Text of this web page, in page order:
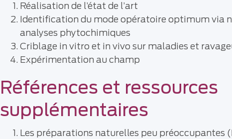
Réalisation de l’état de l’art
Identification du mode opératoire optimum via
analyses phytochimiques
Criblage in vitro et in vivo sur maladies et
Expérimentation au champ
Références et ressources
supplémentaires
Les préparations naturelles peu préoccupantes